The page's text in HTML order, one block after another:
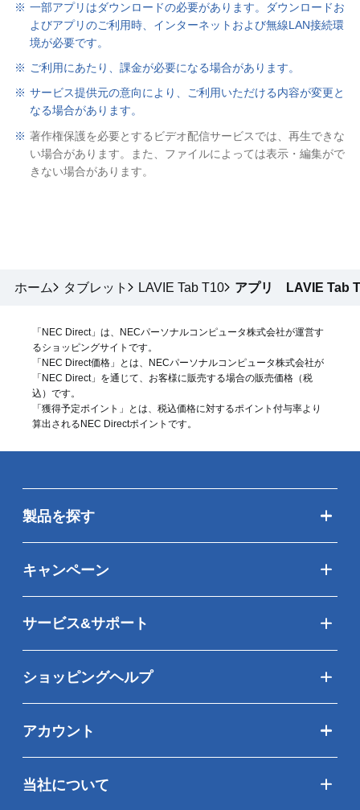
※ 一部アプリはダウンロードの必要があります。ダウンロードお
よびアプリのご利用時、インターネットおよび無線LAN接続環
境が必要です。
※ ご利用にあたり、課金が必要になる場合があります。
※ サービス提供元の意向により、ご利用いただける内容が変更と
なる場合があります。
※ 著作権保護を必要とするビデオ配信サービスでは、再生できな
い場合があります。また、ファイルによっては表示・編集がで
きない場合があります。
ホーム タブレット LAVIE Tab T10 アプリ LAVIE Tab
「NEC Direct」は、NECパーソナルコンピュータ株式会社が運営す
るショッピングサイトです。
「NEC Direct価格」とは、NECパーソナルコンピュータ株式会社が
「NEC Direct」を通じて、お客様に販売する場合の販売価格（税
込 ）です。
「獲得予定ポイント」とは、税込価格に対するポイント付与率より
算出されるNEC Directポイントです。
製品を探す
キャンペーン
サービス&サポート
ショッピングヘルプ
アカウント
当社について